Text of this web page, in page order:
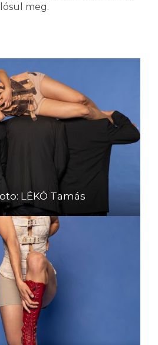
meg.
LÉKÓ Tamás